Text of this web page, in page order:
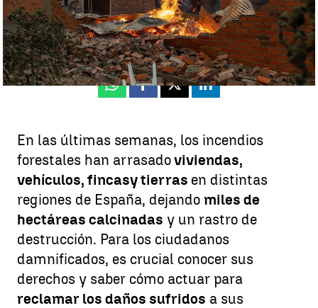
Paloma Álvarez
Publicado:15 de agosto de 2025, 19:17
WhatsappFacebook
X Linkedin
En las últimas semanas, los incendios
forestales han arrasadoviviendas,
vehículos, fincasy tierras en distintas
regiones de España, dejando miles de
hectáreas calcinadas y un rastro de
destrucción. Para los ciudadanos
damnificados, es crucial conocer sus
derechos y saber cómo actuar para
reclamar los daños sufridos a sus